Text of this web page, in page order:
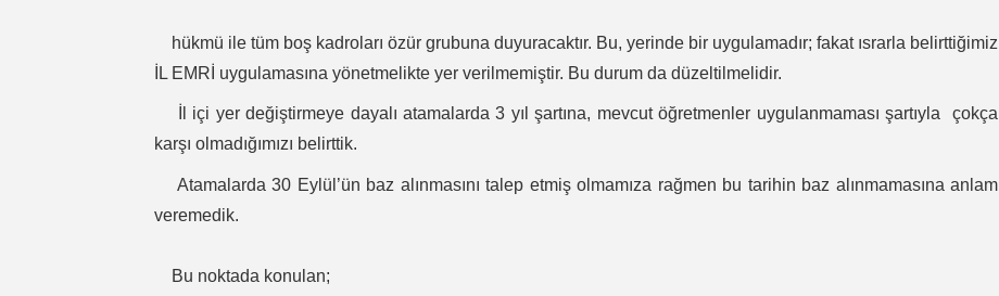
hükmü ile tüm boş kadroları özür grubuna duyuracaktır. Bu, yerinde bir uygulamadır; fakat ısrarla belirttiğimiz
İL EMRİ uygulamasına yönetmelikte yer verilmemiştir. Bu durum da düzeltilmelidir.
İl içi yer değiştirmeye dayalı atamalarda 3 yıl şartına, mevcut öğretmenler uygulanmaması şartıyla çokça
karşı olmadığımızı belirttik.
Atamalarda 30 Eylül’ün baz alınmasını talep etmiş olmamıza rağmen bu tarihin baz alınmamasına anlam
veremedik.
Bu noktada konulan;